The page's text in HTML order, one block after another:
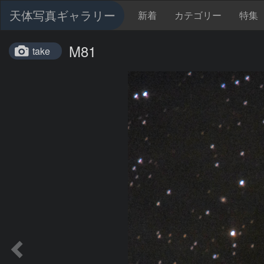
天体写真ギャラリー 新着 カテゴリー 特集
take M81